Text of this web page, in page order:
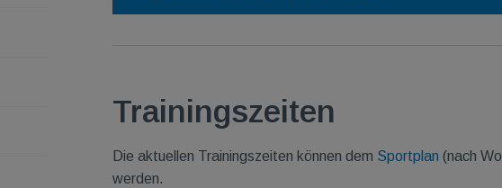
Trainingszeiten
Die aktuellen Trainingszeiten können dem Sportplan (nach
werden.